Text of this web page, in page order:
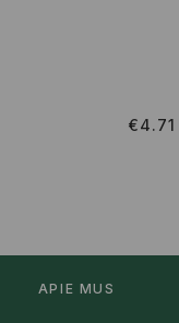
€4.71
APIE MUS